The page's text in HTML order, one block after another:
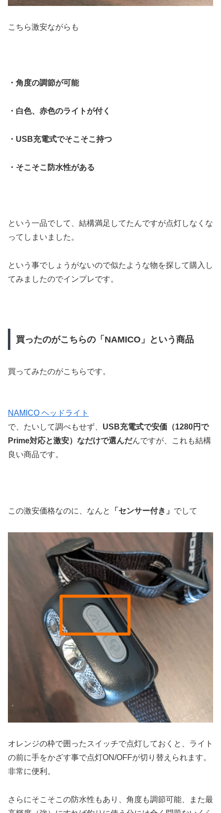
こちら激安ながらも
・角度の調節が可能
・白色、赤色のライトが付く
・USB充電式でそこそこ持つ
・そこそこ防水性がある
という一品でして、結構満足してたんですが点灯しなくな
ってしまいました。
という事でしょうがないので似たような物を探して購入し
てみましたのでインプレです。
買ったのがこちらの「NAMICO」という商品
買ってみたのがこちらです。
NAMICO ヘッドライト
で、たいして調べもせず、 USB充電式で安価（1280円で
Prime対応と激安）なだけで選んだんですが、これも結構
良い商品です。
この激安価格なのに、なんと 「センサー付き」 でして
オレンジの枠で囲ったスイッチで点灯しておくと、ライト
の前に手をかざす事で点灯ON/OFFが切り替えられます。
非常に便利。
さらにそこそこの防水性もあり、角度も調節可能、また最